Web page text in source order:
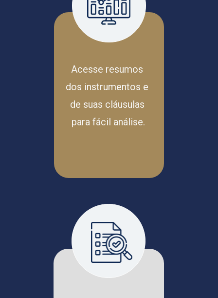
Acesse resumos
dos instrumentos e
de suas cláusulas
para fácil análise.